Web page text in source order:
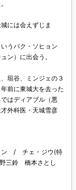
には会えずじま
うパク・ソヒョン
ン）に出会う。
垣谷、ミンジェの３
前に東城大を去った
はディアブル（悪
外科医・天城雪彦
ン / チェ・ジウ(特
三鈴 橋本さとし